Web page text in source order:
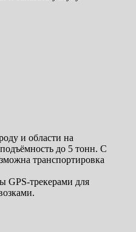
и области на
до 5 тонн. С
транспортировка
GPS-трекерами для